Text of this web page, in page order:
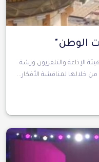
الوطن"
الإذاعة والتلفزيون ‬⁩ورشة
خلالها لمناقشة الأفكار...